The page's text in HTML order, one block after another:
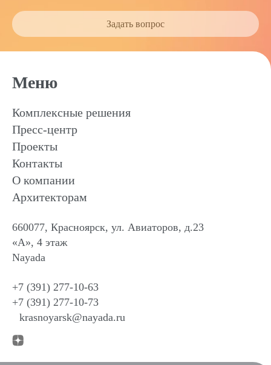
Задать вопрос
Меню
Комплексные решения
Пресс-центр
Проекты
Контакты
О компании
Архитекторам
660077, Красноярск, ул. Авиаторов, д.23
«А», 4 этаж
Nayada
+7 (391) 277-10-63
+7 (391) 277-10-73
krasnoyarsk@nayada.ru